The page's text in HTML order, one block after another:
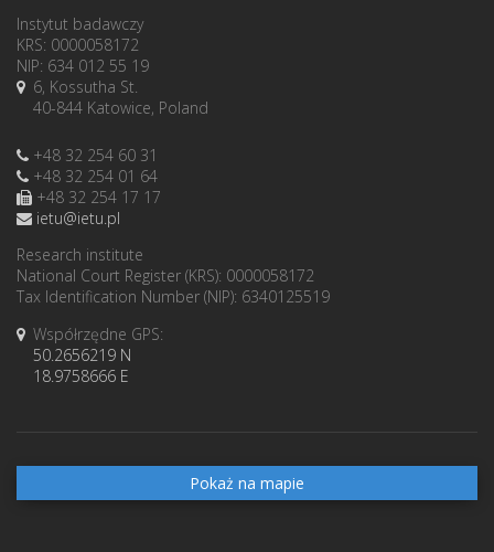
Instytut badawczy
KRS: 0000058172
NIP: 634 012 55 19
6, Kossutha St.
40-844 Katowice, Poland
+48 32 254 60 31
+48 32 254 01 64
+48 32 254 17 17
ietu@ietu.pl
Research institute
National Court Register (KRS): 0000058172
Tax Identification Number (NIP): 6340125519
Współrzędne GPS:
50.2656219 N
18.9758666 E
Pokaż na mapie